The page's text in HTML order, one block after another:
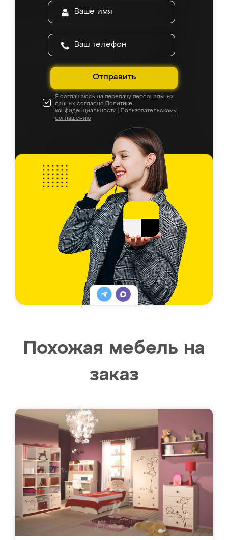
Отправить
Я соглашаюсь на передачу персональных
данных согласно Политике
конфиденциальности
Пользовательскому
соглашению
Похожая мебель на
заказ